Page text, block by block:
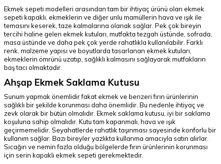
Ekmek sepeti modelleri arasından tam bir ihtiyaç ürünü olan ekmek
sepeti kapaklı, ekmeklerin ve diğer unlu mamüllerin hava ve ışık ile
temasını keserek, taze kalmalarına olanak sağlar. Pek çok bireyin
tercihi haline gelen ekmek kutuları, mutfakta tezgah üstünde, sofrada,
masa üstünde ve daha pek çok yerde rahatlıkla kullanılabilir. Farklı
renk, malzeme yapısı ve boyutlarda tasarlanan ekmek kutuları,
ekmeklerin ömrünü uzatıp, sağlıklı kalmasını sağlayarak mutfakların
baş tacı olmaktadır.
Ahşap Ekmek Saklama Kutusu
Sunum yapmak önemlidir fakat ekmek ve benzeri fırın ürünlerinin
sağlıklı bir şekilde korunması daha önemlidir. Bu nedenle ihtiyaç ve
zevk olarak bir bütün olmalıdır. Ekmek saklama kutusu, iyi bir saklama
koşuluna sahip olmalıdır. Kutu tam kapanmalı, hava ve ışık
geçirmemelidir. Seyahatlerde rahatlık taşınması sayesinde konforlu bir
kullanım sağlar. Bazı bireyler yazlıkta kullanma amacıyla satın alırlar.
Sıcağın ve nemin fazla olduğu bölgelerde fırın ürünlerinin korunması
için serin kapaklı ekmek sepeti gerekmektedir.